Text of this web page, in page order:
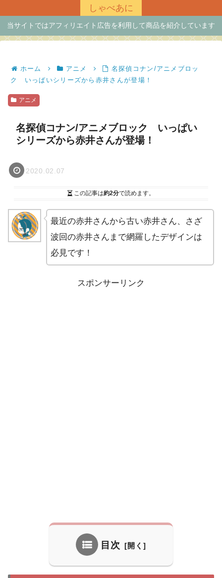
しゃべあに
当サイトではアフィリエイト広告を利用して商品を紹介しています
ホーム アニメ
名探偵コナン/アニメブロッ
ク いっぱいシリーズから赤井さんが登場！
アニメ
名探偵コナン/アニメブロック いっぱい
シリーズから赤井さんが登場！
2020.02.07
この記事は約2分で読めます。
最近の赤井さんから古い赤井さん、さざ
波回の赤井さんまで網羅したデザインは
必見です！
スポンサーリンク
目次